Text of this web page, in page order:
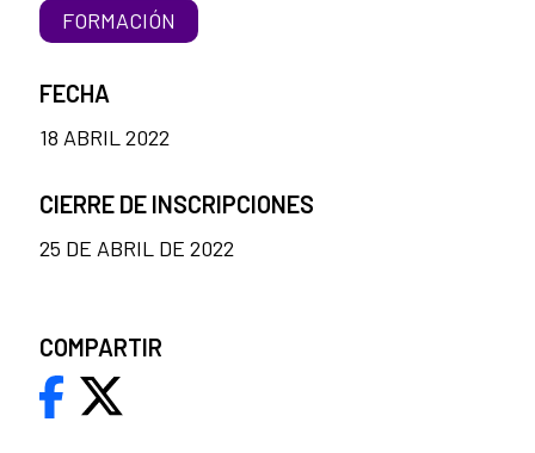
FORMACIÓN
FECHA
18 ABRIL 2022
CIERRE DE INSCRIPCIONES
25 DE ABRIL DE 2022
COMPARTIR